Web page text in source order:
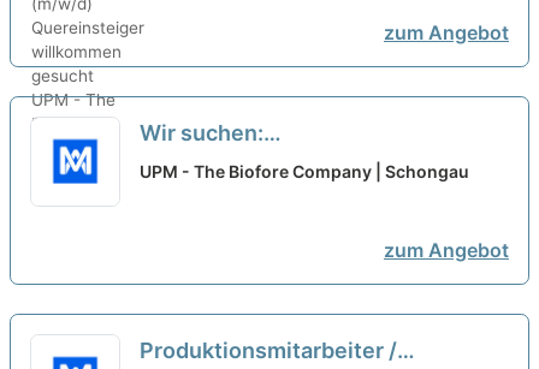
zum Angebot
Wir suchen:
Produktionsmitarbeiter /
UPM - The Biofore Company | Schongau
zum Angebot
Produktionsmitarbeiter /